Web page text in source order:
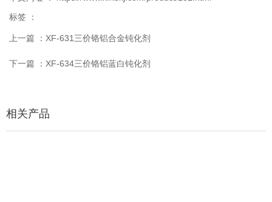
标签 ：
上一篇 ： XF-631三价铬铝合金钝化剂
下一篇 ： XF-634三价铬铝蓝白钝化剂
相关产品